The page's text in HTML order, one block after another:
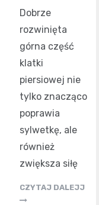
Dobrze
rozwinięta
górna część
klatki
piersiowej nie
tylko znacząco
poprawia
sylwetkę, ale
również
zwiększa siłę
CZYTAJ DALEJJ